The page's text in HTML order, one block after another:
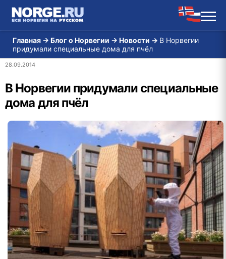
Главная → Блог о Норвегии → Новости → В Норвегии
придумали специальные дома для пчёл
28.09.2014
В Норвегии придумали специальные
дома для пчёл